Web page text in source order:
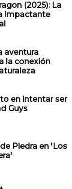
(2025): La
impactante
aventura
la conexión
en intentar ser
Guys
Piedra en 'Los